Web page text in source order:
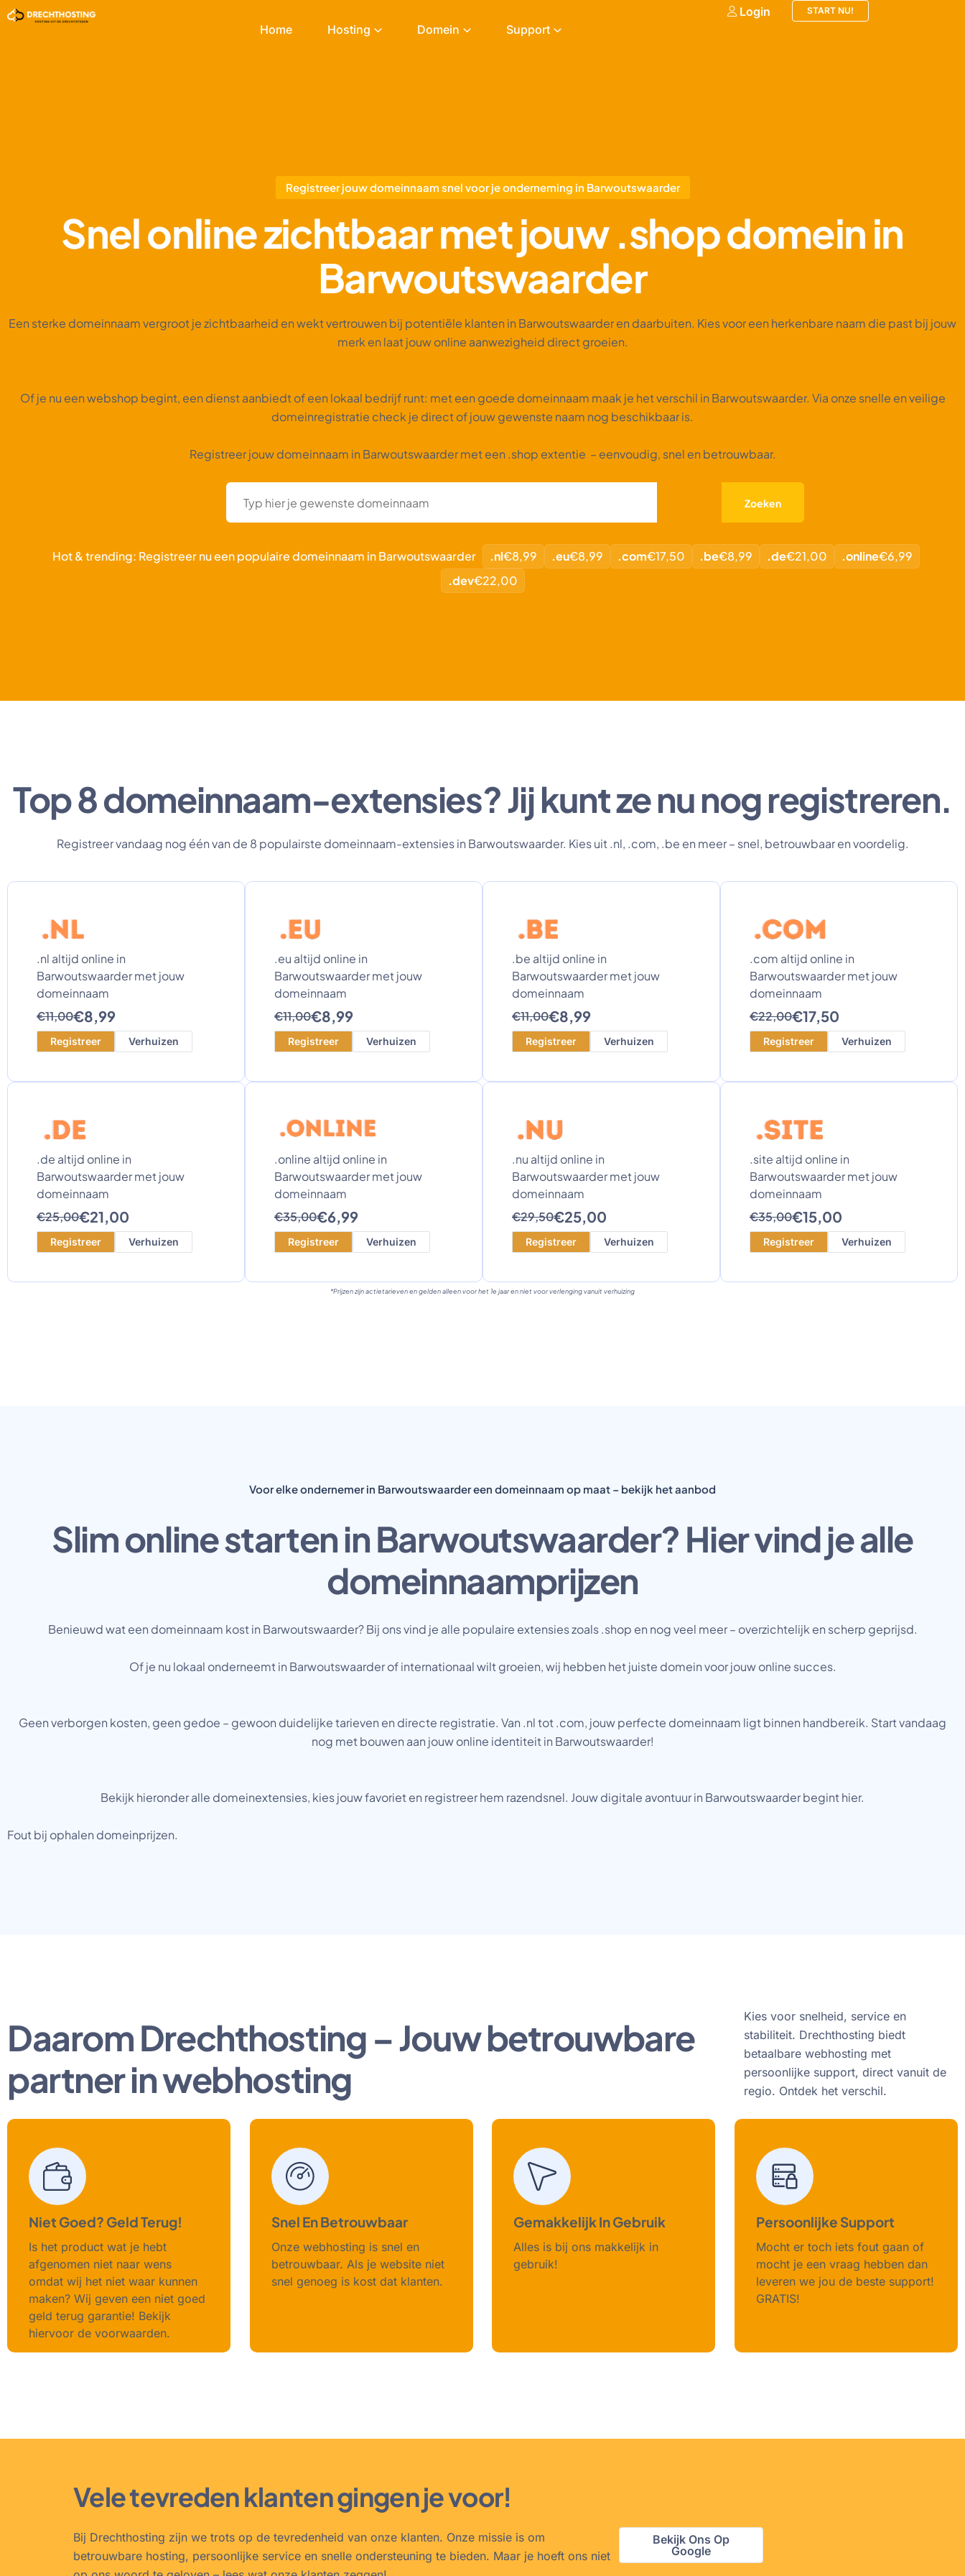
Home Hosting Domein Support
Login START NU!
Registreer jouw domeinnaam snel voor je onderneming in Barwoutswaarder
Snel online zichtbaar met jouw .shop domein in
Barwoutswaarder
Een sterke domeinnaam vergroot je zichtbaarheid en wekt vertrouwen bij potentiële klanten in Barwoutswaarder en daarbuiten. Kies voor een herkenbare naam die past bij jouw
merk en laat jouw online aanwezigheid direct groeien.
Of je nu een webshop begint, een dienst aanbiedt of een lokaal bedrijf runt: met een goede domeinnaam maak je het verschil in Barwoutswaarder. Via onze snelle en veilige
domeinregistratie check je direct of jouw gewenste naam nog beschikbaar is.
Registreer jouw domeinnaam in Barwoutswaarder met een .shop extentie – eenvoudig, snel en betrouwbaar.
Zoeken
Hot & trending: Registreer nu een populaire domeinnaam in Barwoutswaarder .nl€8,99 .eu€8,99 .com€17,50 .be€8,99 .de€21,00 .online€6,99
.dev€22,00
Top 8 domeinnaam-extensies? Jij kunt ze nu nog registreren.
Registreer vandaag nog één van de 8 populairste domeinnaam-extensies in Barwoutswaarder. Kies uit .nl, .com, .be en meer – snel, betrouwbaar en voordelig.
.nl altijd online in
Barwoutswaarder met jouw
domeinnaam
€11,00€8,99
Registreer Verhuizen
.eu altijd online in
Barwoutswaarder met jouw
domeinnaam
€11,00€8,99
Registreer Verhuizen
.be altijd online in
Barwoutswaarder met jouw
domeinnaam
€11,00€8,99
Registreer Verhuizen
.com altijd online in
Barwoutswaarder met jouw
domeinnaam
€22,00€17,50
Registreer Verhuizen
.de altijd online in
Barwoutswaarder met jouw
domeinnaam
€25,00€21,00
Registreer Verhuizen
.online altijd online in
Barwoutswaarder met jouw
domeinnaam
€35,00€6,99
Registreer Verhuizen
.nu altijd online in
Barwoutswaarder met jouw
domeinnaam
€29,50€25,00
Registreer Verhuizen
.site altijd online in
Barwoutswaarder met jouw
domeinnaam
€35,00€15,00
Registreer Verhuizen
*Prijzen zijn actietarieven en gelden alleen voor het 1e jaar en niet voor verlenging vanuit verhuizing
Voor elke ondernemer in Barwoutswaarder een domeinnaam op maat – bekijk het aanbod
Slim online starten in Barwoutswaarder? Hier vind je alle
domeinnaamprijzen
Benieuwd wat een domeinnaam kost in Barwoutswaarder? Bij ons vind je alle populaire extensies zoals .shop en nog veel meer – overzichtelijk en scherp geprijsd.
Of je nu lokaal onderneemt in Barwoutswaarder of internationaal wilt groeien, wij hebben het juiste domein voor jouw online succes.
Geen verborgen kosten, geen gedoe – gewoon duidelijke tarieven en directe registratie. Van .nl tot .com, jouw perfecte domeinnaam ligt binnen handbereik. Start vandaag
nog met bouwen aan jouw online identiteit in Barwoutswaarder!
Bekijk hieronder alle domeinextensies, kies jouw favoriet en registreer hem razendsnel. Jouw digitale avontuur in Barwoutswaarder begint hier.
Fout bij ophalen domeinprijzen.
Daarom Drechthosting – Jouw betrouwbare
partner in webhosting
Kies voor snelheid, service en
stabiliteit. Drechthosting biedt
betaalbare webhosting met
persoonlijke support, direct vanuit de
regio. Ontdek het verschil.
Niet Goed? Geld Terug!
Is het product wat je hebt
afgenomen niet naar wens
omdat wij het niet waar kunnen
maken? Wij geven een niet goed
geld terug garantie! Bekijk
hiervoor de voorwaarden.
Snel En Betrouwbaar
Onze webhosting is snel en
betrouwbaar. Als je website niet
snel genoeg is kost dat klanten.
Gemakkelijk In Gebruik
Alles is bij ons makkelijk in
gebruik!
Persoonlijke Support
Mocht er toch iets fout gaan of
mocht je een vraag hebben dan
leveren we jou de beste support!
GRATIS!
Vele tevreden klanten gingen je voor!
Bij Drechthosting zijn we trots op de tevredenheid van onze klanten. Onze missie is om
betrouwbare hosting, persoonlijke service en snelle ondersteuning te bieden. Maar je hoeft ons niet
Bekijk Ons Op
Google